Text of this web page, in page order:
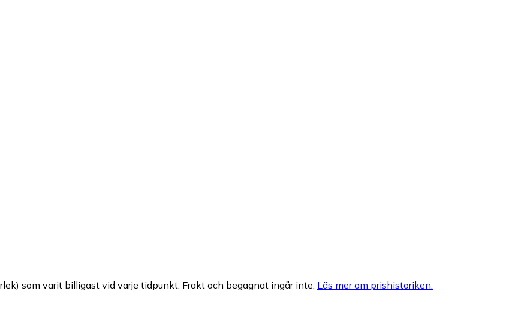
som varit billigast vid varje tidpunkt. Frakt och begagnat ingår inte. Läs mer om prishistoriken.